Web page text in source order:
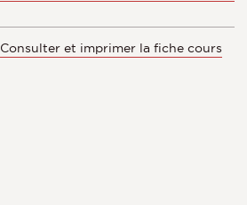
Consulter et imprimer la fiche cours